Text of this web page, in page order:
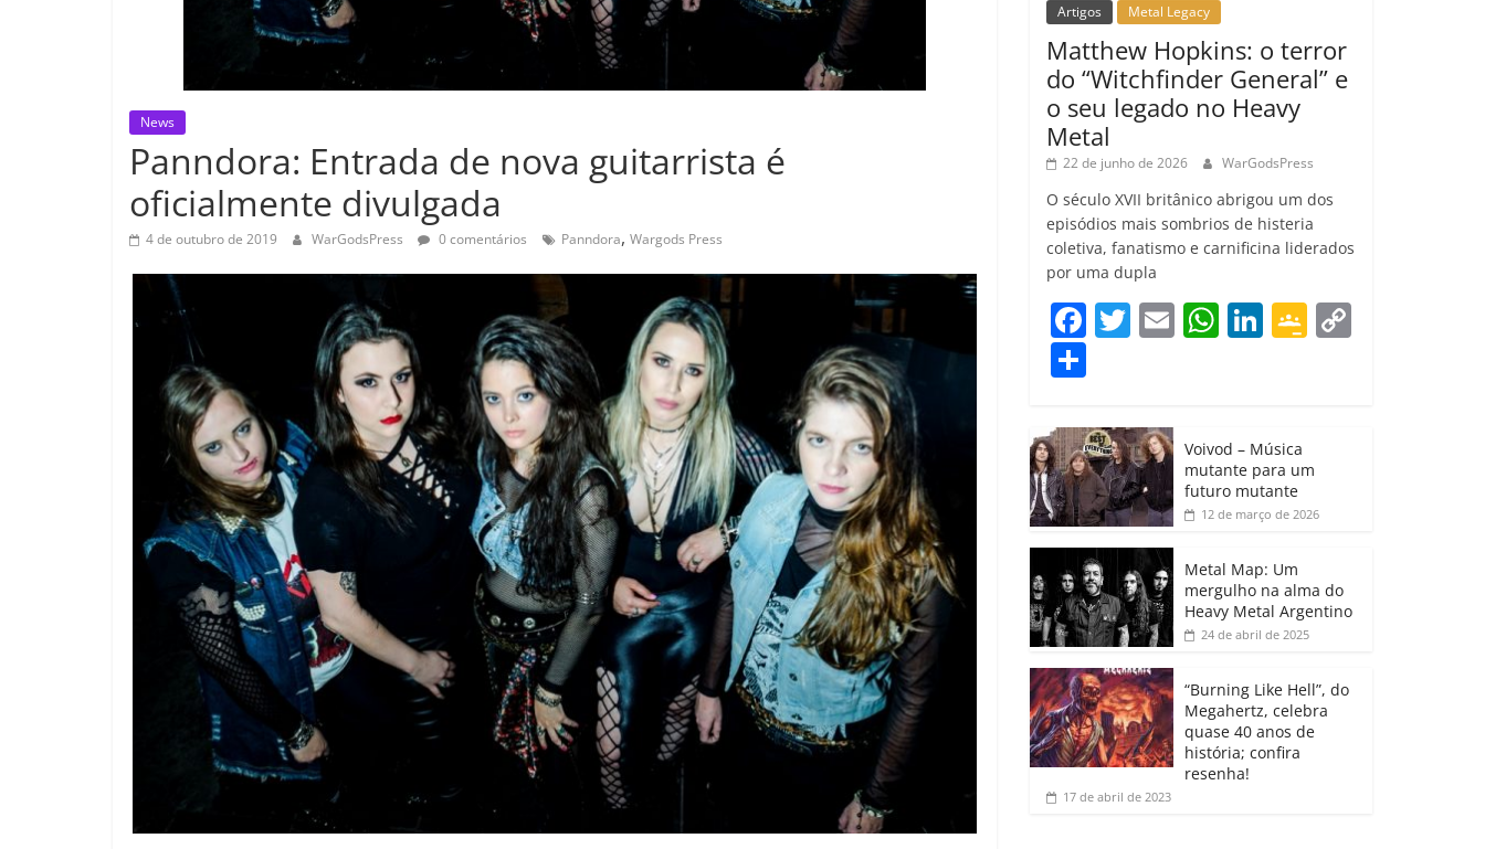
News
Panndora: Entrada de nova guitarrista é
oficialmente divulgada
4 de outubro de 2019 WarGodsPress 0 comentários Panndora, Wargods Press
Artigos Metal Legacy
Matthew Hopkins: o terror
do “Witchfinder General” e
o seu legado no Heavy
Metal
22 de junho de 2026 WarGodsPress
O século XVII britânico abrigou um dos
episódios mais sombrios de histeria
coletiva, fanatismo e carnificina liderados
por uma dupla
F
e
b
o
o
k
T
er
E W
A
p
p
Li
dI
n
G
e
a
ro
o
m
m
p
ar
til
h
ar
Voivod – Música
mutante para um
futuro mutante
12 de março de 2026
Metal Map: Um
mergulho na alma do
Heavy Metal Argentino
24 de abril de 2025
“Burning Like Hell”, do
Megahertz, celebra
quase 40 anos de
história; confira
resenha!
17 de abril de 2023